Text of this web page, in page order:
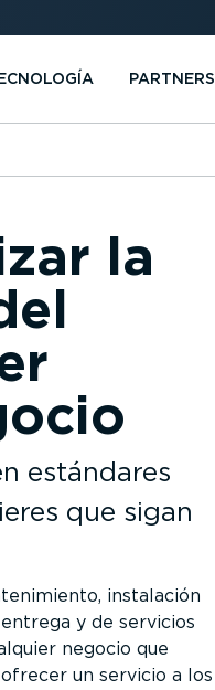
PARTNERS
la
estándares
que sigan
instalación
y de servicios
negocio que
un servicio a los